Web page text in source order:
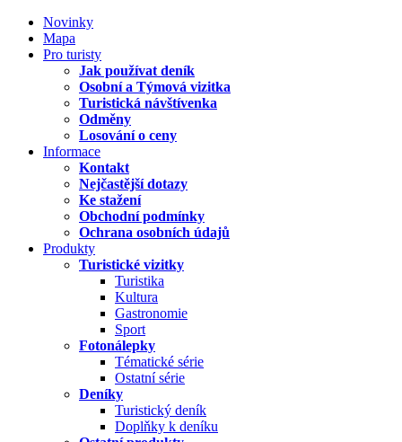
Novinky
Mapa
Pro turisty
Jak používat deník
Osobní a Týmová vizitka
Turistická návštívenka
Odměny
Losování o ceny
Informace
Kontakt
Nejčastější dotazy
Ke stažení
Obchodní podmínky
Ochrana osobních údajů
Produkty
Turistické vizitky
Turistika
Kultura
Gastronomie
Sport
Fotonálepky
Tématické série
Ostatní série
Deníky
Turistický deník
Doplňky k deníku